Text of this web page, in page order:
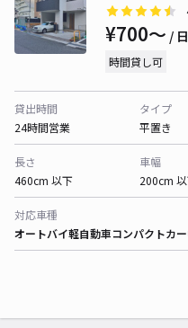
¥700〜 / 日
時間貸し可
貸出時間
24時間営業
タイプ
平置き
長さ
460cm 以下
車幅
200cm
対応車種
オートバイ軽自動車コンパクトカー